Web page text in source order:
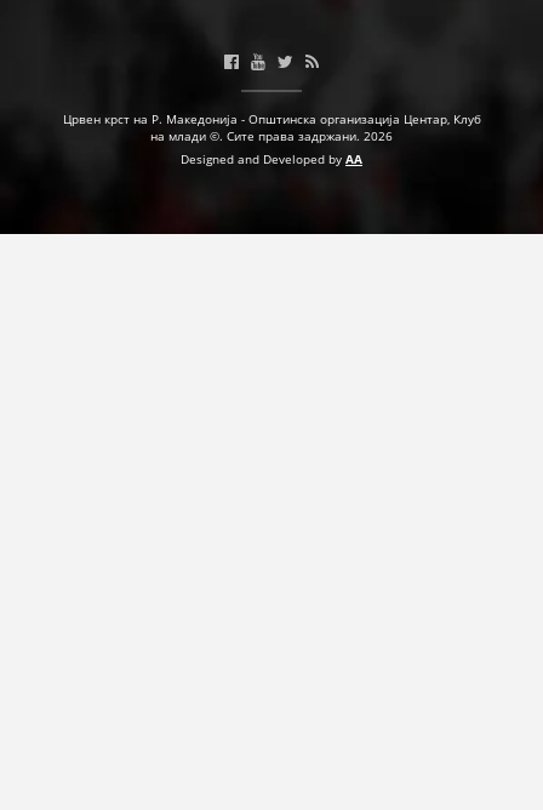
Црвен крст на Р. Македонија - Општинска организација Центар, Клуб
на млади ©. Сите права задржани. 2026
Designed and Developed by AA